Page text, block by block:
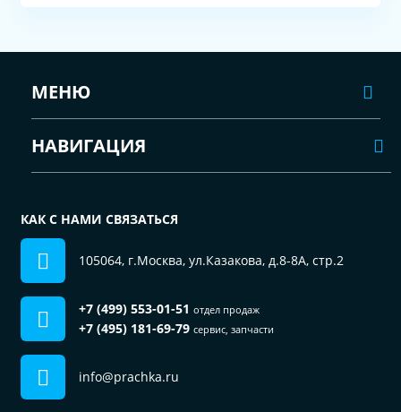
МЕНЮ
НАВИГАЦИЯ
КАК С НАМИ СВЯЗАТЬСЯ
105064, г.Москва, ул.Казакова, д.8-8А, стр.2
+7 (499) 553-01-51 отдел продаж
+7 (495) 181-69-79 сервис, запчасти
info@prachka.ru